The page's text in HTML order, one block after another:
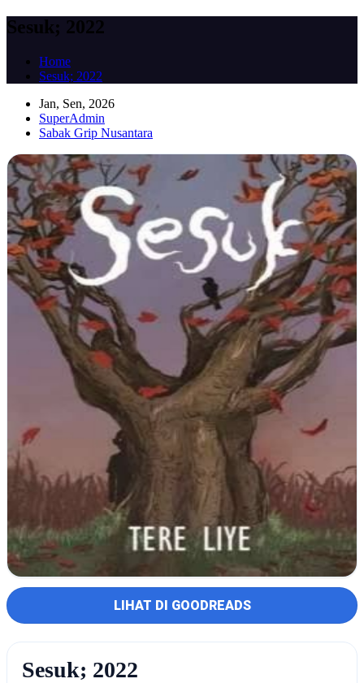
Sesuk; 2022
Home
Sesuk; 2022
Jan, Sen, 2026
SuperAdmin
Sabak Grip Nusantara
LIHAT DI GOODREADS
Sesuk; 2022